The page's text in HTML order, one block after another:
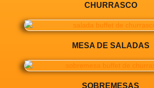
CHURRASCO
MESA DE SALADAS
SOBREMESAS